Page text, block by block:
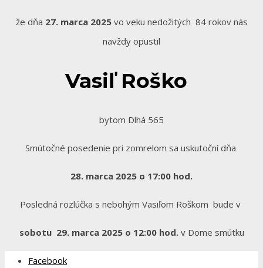
že dňa 27. marca 2025vo veku nedožitých 84 rokov nás
navždy opustil
Vasiľ Roško
bytom Dlhá 565
Smútočné posedenie pri zomrelom sa uskutoční dňa
28. marca 2025 o 17:00 hod.
Posledná rozlúčka s nebohým Vasiľom Roškom bude v
sobotu 29. marca 2025 o 12:00 hod.v Dome smútku
Facebook